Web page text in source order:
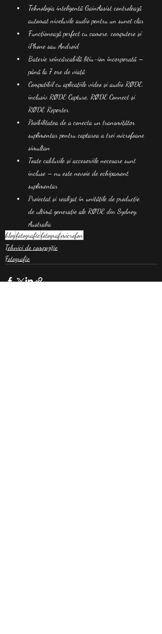
Tehnologia inteligentă GainAssist controlează
automat nivelurile audio pentru un sunet clar
Funcționează perfect cu camere, computere și
iPhone sau Android
Baterie reîncărcabilă litiu-ion încorporată –
până la 7 ore de viață
Compatibil cu aplicațiile video și audio RØDE,
inclusiv RØDE Capture, RØDE Connect și
RØDE Reporter
Posibilitatea de a conecta un transmițător
suplimentar pentru captarea a trei microfoane
simultan
Toate cablurile și accesoriile necesare sunt
incluse – nu este nevoie de echipament
suplimentar
Proiectat și realizat în unitățile de producție
de ultimă generație ale RØDE din Sydney,
Australia
blogfotografiefotografmicrofon
Tehnici de compoziție
Fotografie